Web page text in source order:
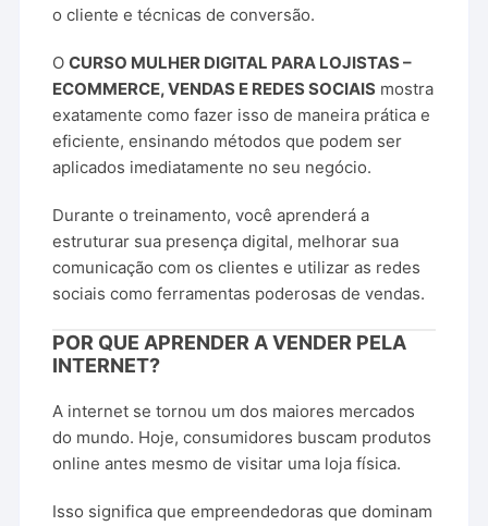
o cliente e técnicas de conversão.
OCURSO MULHER DIGITAL PARA LOJISTAS –
ECOMMERCE, VENDAS E REDES SOCIAIS mostra
exatamente como fazer isso de maneira prática e
eficiente, ensinando métodos que podem ser
aplicados imediatamente no seu negócio.
Durante o treinamento, você aprenderá a
estruturar sua presença digital, melhorar sua
comunicação com os clientes e utilizar as redes
sociais como ferramentas poderosas de vendas.
POR QUE APRENDER A VENDER PELA
INTERNET?
A internet se tornou um dos maiores mercados
do mundo. Hoje, consumidores buscam produtos
online antes mesmo de visitar uma loja física.
Isso significa que empreendedoras que dominam